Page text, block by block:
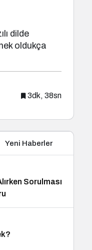
oldukça
3dk, 38sn
Yeni Haberler
Sorulması